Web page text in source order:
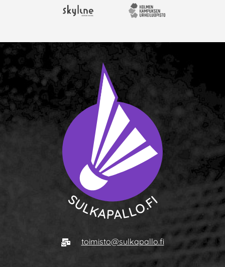
E-mailtoimisto@sulkapallo.fi